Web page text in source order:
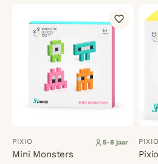
PIXIO 5-8 jaar
Mini Monsters
PIXIO